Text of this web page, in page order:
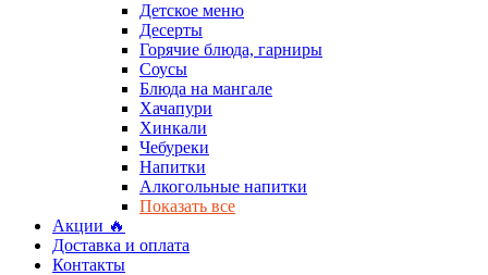
Детское меню
Десерты
Горячие блюда, гарниры
Соусы
Блюда на мангале
Хачапури
Хинкали
Чебуреки
Напитки
Алкогольные напитки
Показать все
Акции 🔥
Доставка и оплата
Контакты